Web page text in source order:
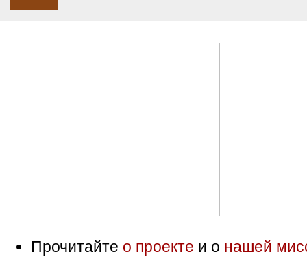
Прочитайте о проекте и о нашей